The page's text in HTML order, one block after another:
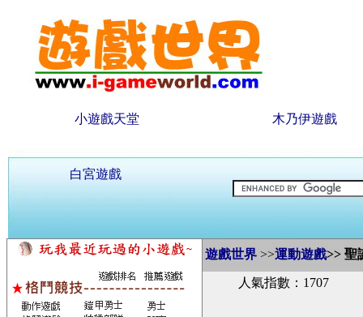
小遊戲天堂 木乃伊遊戲
白宮遊戲
遊戲世界 >>運動遊戲>> 聖
人氣指數：1707